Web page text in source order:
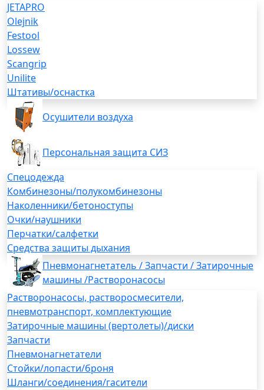
JETAPRO
Olejnik
Festool
Lossew
Scangrip
Unilite
Штативы/оснастка
Осушители воздуха
Персональная защита СИЗ
Спецодежда
Комбинезоны/полукомбинезоны
Наколенники/бетоноступы
Очки/наушники
Перчатки/салфетки
Средства защиты дыхания
Пневмонагнетатель / Запчасти / Затирочные
машины /Растворонасосы
Растворонасосы, растворосмесители,
пневмотранспорт, комплектующие
Затирочные машины (вертолеты)/диски
Запчасти
Пневмонагнетатели
Стойки/лопасти/броня
Шланги/соединения/гасители